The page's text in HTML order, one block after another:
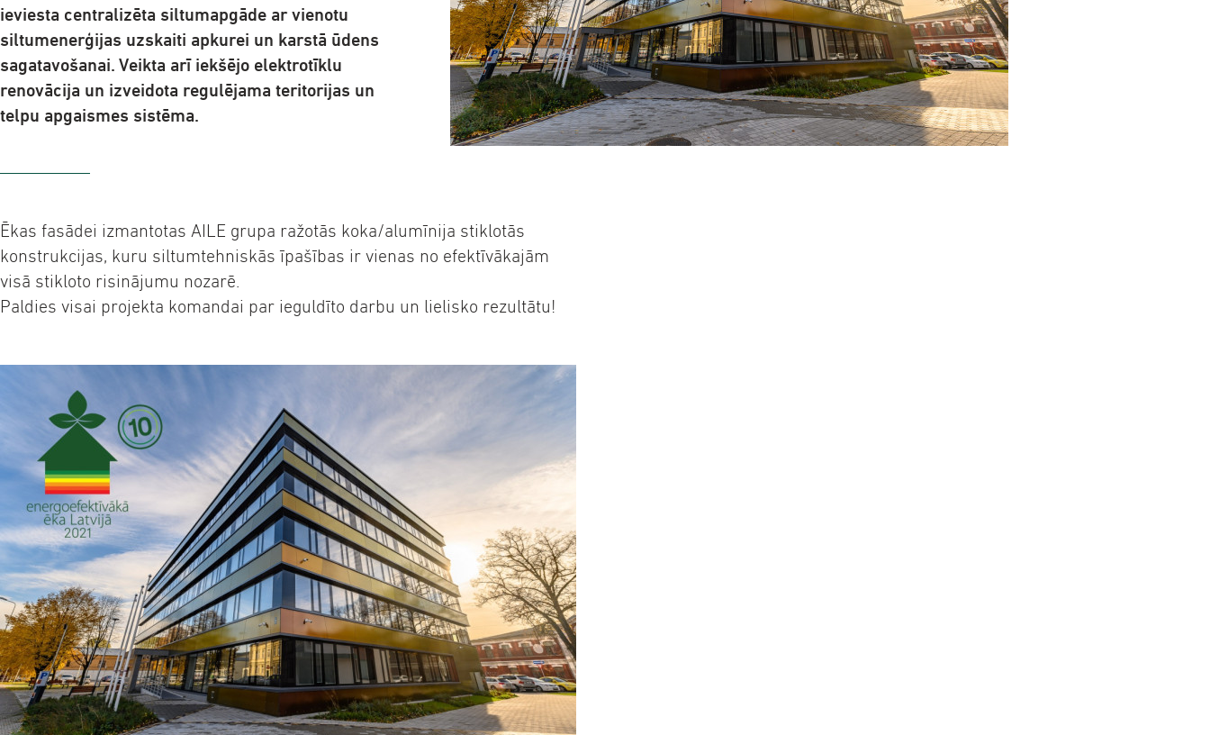
ieviesta centralizēta siltumapgāde ar vienotu
siltumenerģijas uzskaiti apkurei un karstā ūdens
sagatavošanai. Veikta arī iekšējo elektrotīklu
renovācija un izveidota regulējama teritorijas un
telpu apgaismes sistēma.
Ēkas fasādei izmantotas AILE grupa ražotās koka/alumīnija stiklotās
konstrukcijas, kuru siltumtehniskās īpašības ir vienas no efektīvākajām
visā stikloto risinājumu nozarē.
Paldies visai projekta komandai par ieguldīto darbu un lielisko rezultātu!